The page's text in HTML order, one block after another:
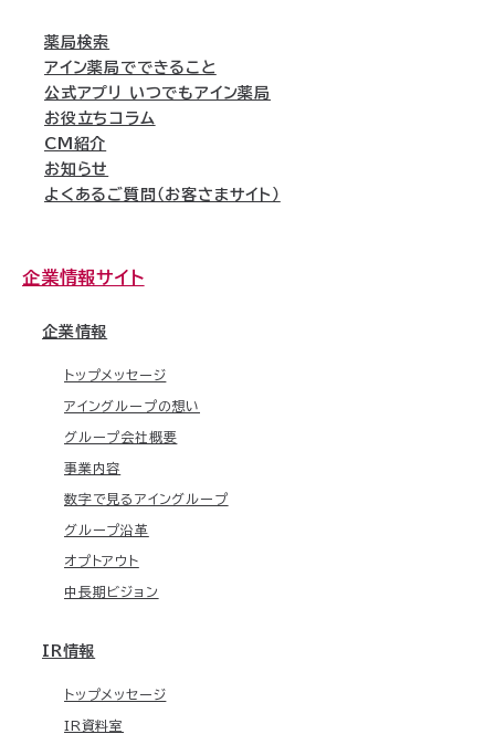
薬局検索
アイン薬局でできること
公式アプリ いつでもアイン薬局
お役立ちコラム
CM紹介
お知らせ
よくあるご質問（お客さまサイト）
企業情報サイト
企業情報
トップメッセージ
アイングループの想い
グループ会社概要
事業内容
数字で見るアイングループ
グループ沿革
オプトアウト
中長期ビジョン
IR情報
トップメッセージ
IR資料室